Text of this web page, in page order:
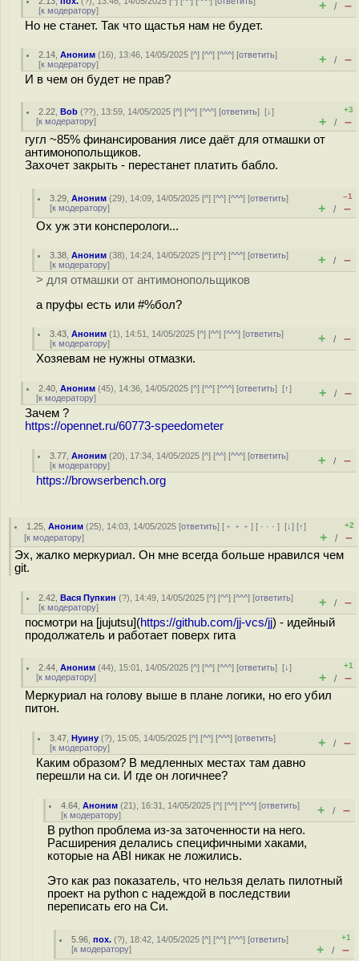
[к модератору] + / –
Но не станет. Так что щастья нам не будет.
2.14 ,Аноним (16), 13:46, 14/05/2025 [^] [^^] [^^^] [ответить]
[к модератору] + / –
И в чем он будет не прав?
2.22 ,Bob (??), 13:59, 14/05/2025 [^] [^^] [^^^] [ответить][↓]
[к модератору]
+3
+ / –
гугл ~85% финансирования лисе даёт для отмашки от
антимонопольщиков.
Захочет закрыть - перестанет платить бабло.
3.29 ,Аноним (29), 14:09, 14/05/2025 [^] [^^] [^^^] [ответить]
[к модератору]
–1
+ / –
Ох уж эти консперологи...
3.38 ,Аноним (38), 14:24, 14/05/2025 [^] [^^] [^^^] [ответить]
[к модератору] + / –
> для отмашки от антимонопольщиков
а пруфы есть или #%бол?
3.43 ,Аноним (1), 14:51, 14/05/2025 [^] [^^] [^^^] [ответить]
[к модератору] + / –
Хозяевам не нужны отмазки.
2.40 ,Аноним (45), 14:36, 14/05/2025 [^] [^^] [^^^] [ответить][↑]
[к модератору] + / –
Зачем ?
https://opennet.ru/60773-speedometer
3.77 ,Аноним (20), 17:34, 14/05/2025 [^] [^^] [^^^] [ответить]
[к модератору] + / –
https://browserbench.org
1.25 ,Аноним (25), 14:03, 14/05/2025 [ответить] [ ﹢﹢﹢] [ · · ·][↓] [↑]
[к модератору]
+2
+ / –
Эх, жалко меркуриал. Он мне всегда больше нравился чем
git.
2.42 ,Вася Пупкин (?), 14:49, 14/05/2025 [^] [^^] [^^^] [ответить]
[к модератору] + / –
посмотри на [jujutsu](https://github.com/jj-vcs/jj) - идейный
продолжатель и работает поверх гита
2.44 ,Аноним (44), 15:01, 14/05/2025 [^] [^^] [^^^] [ответить][↓]
[к модератору]
+1
+ / –
Меркуриал на голову выше в плане логики, но его убил
питон.
3.47 ,Нуину (?), 15:05, 14/05/2025 [^] [^^] [^^^] [ответить]
[к модератору] + / –
Каким образом? В медленных местах там давно
перешли на си. И где он логичнее?
4.64 ,Аноним (21), 16:31, 14/05/2025 [^] [^^] [^^^] [ответить]
[к модератору] + / –
В python проблема из-за заточенности на него.
Расширения делались специфичными хаками,
которые на ABI никак не ложились.
Это как раз показатель, что нельзя делать пилотный
проект на python с надеждой в последствии
переписать его на Си.
5.96 ,пох. (?), 18:42, 14/05/2025 [^] [^^] [^^^] [ответить]
[к модератору]
+1
+ / –